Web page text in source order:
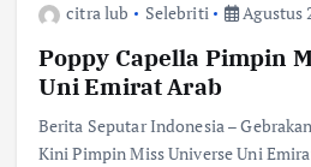
citra lub Selebriti Agustus
Poppy Capella Pimpin
Uni Emirat Arab
Berita Seputar Indonesia –
Kini Pimpin Miss Universe Uni